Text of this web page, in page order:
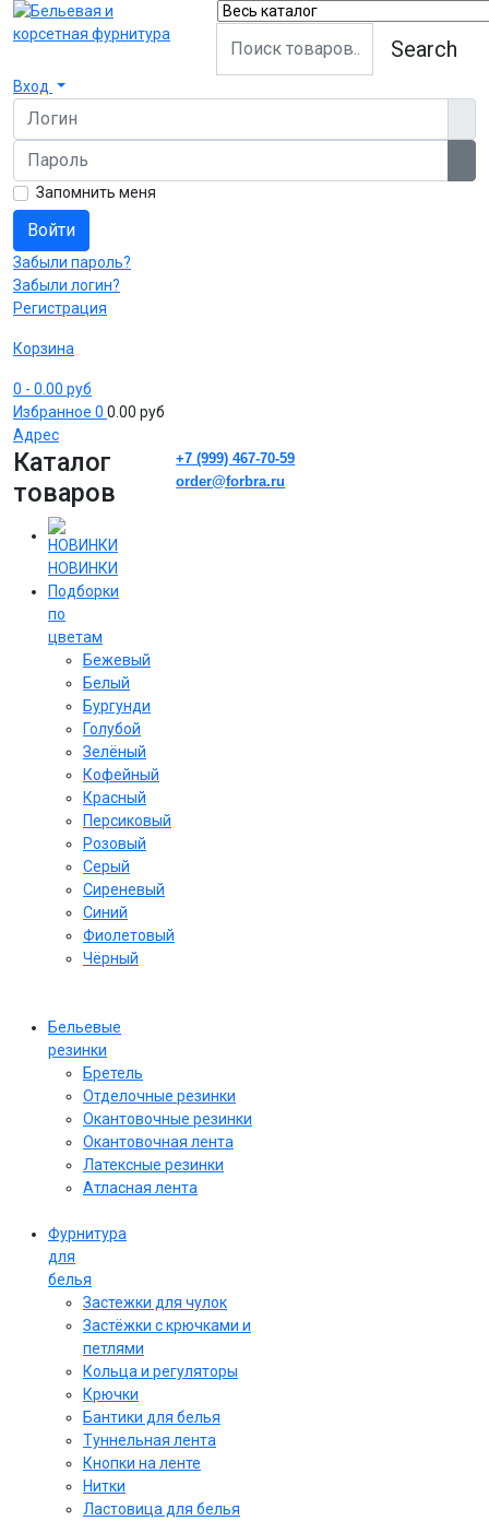
Search
Вход
Логин
Пароль
Запомнить меня
Войти
Забыли пароль?
Забыли логин?
Регистрация
Корзина
0 - 0.00 руб
Избранное 0 0.00 руб
Адрес
Каталог
товаров
НОВИНКИ
Подборки
по
цветам
Бежевый
Белый
Бургунди
Голубой
Зелёный
Кофейный
Красный
Персиковый
Розовый
Серый
Сиреневый
Cиний
Фиолетовый
Чёрный
Бельевые
резинки
Бретель
Отделочные резинки
Окантовочные резинки
Окантовочная лента
Латексные резинки
Атласная лента
Фурнитура
для
белья
Застежки для чулок
Застёжки с крючками и
петлями
Кольца и регуляторы
Крючки
Бантики для белья
Туннельная лента
Кнопки на ленте
Нитки
Ластовица для белья
+7 (999) 467-70-59
order@forbra.ru